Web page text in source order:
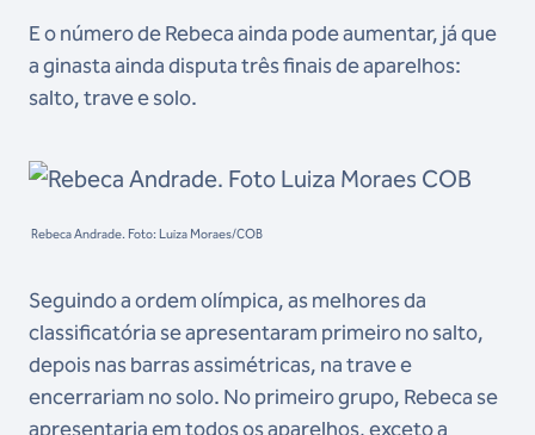
E o número de Rebeca ainda pode aumentar, já que
a ginasta ainda disputa três finais de aparelhos:
salto, trave e solo.
Rebeca Andrade. Foto: Luiza Moraes/COB
Seguindo a ordem olímpica, as melhores da
classificatória se apresentaram primeiro no salto,
depois nas barras assimétricas, na trave e
encerrariam no solo. No primeiro grupo, Rebeca se
apresentaria em todos os aparelhos, exceto a